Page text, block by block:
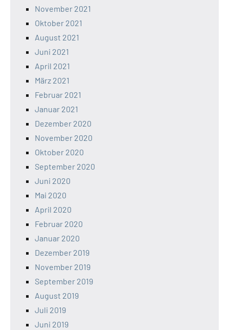
November 2021
Oktober 2021
August 2021
Juni 2021
April 2021
März 2021
Februar 2021
Januar 2021
Dezember 2020
November 2020
Oktober 2020
September 2020
Juni 2020
Mai 2020
April 2020
Februar 2020
Januar 2020
Dezember 2019
November 2019
September 2019
August 2019
Juli 2019
Juni 2019